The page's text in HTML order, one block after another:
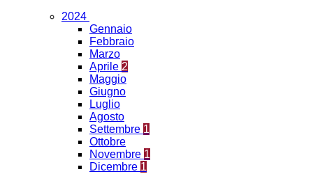
2024
Gennaio
Febbraio
Marzo
Aprile 2
Maggio
Giugno
Luglio
Agosto
Settembre 1
Ottobre
Novembre 1
Dicembre 1